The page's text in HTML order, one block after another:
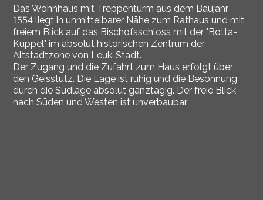
Das Wohnhaus mit Treppenturm aus dem Baujahr
1554 liegt in unmittelbarer Nähe zum Rathaus und mit
freiem Blick auf das Bischofsschloss mit der "Botta-
Kuppel" im absolut historischen Zentrum der
Altstadtzone von Leuk-Stadt.
Der Zugang und die Zufahrt zum Haus erfolgt über
den Geisstutz. Die Lage ist ruhig und die Besonnung
durch die Südlage absolut ganztägig. Der freie Blick
nach Süden und Westen ist unverbaubar.